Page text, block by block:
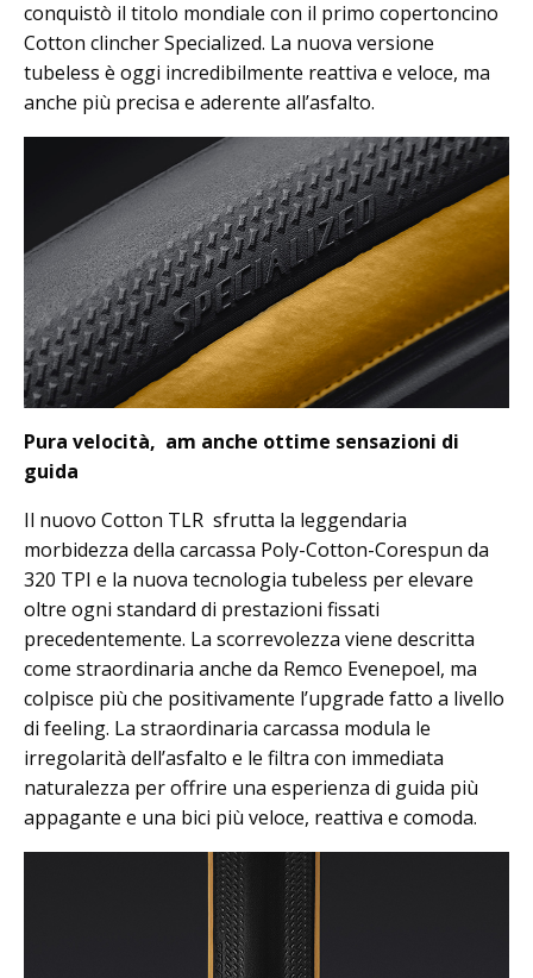
conquistò il titolo mondiale con il primo copertoncino
Cotton clincher Specialized. La nuova versione
tubeless è oggi incredibilmente reattiva e veloce, ma
anche più precisa e aderente all’asfalto.
Pura velocità, am anche ottime sensazioni di
guida
Il nuovo Cotton TLR sfrutta la leggendaria
morbidezza della carcassa Poly-Cotton-Corespun da
320 TPI e la nuova tecnologia tubeless per elevare
oltre ogni standard di prestazioni fissati
precedentemente. La scorrevolezza viene descritta
come straordinaria anche da Remco Evenepoel, ma
colpisce più che positivamente l’upgrade fatto a livello
di feeling. La straordinaria carcassa modula le
irregolarità dell’asfalto e le filtra con immediata
naturalezza per offrire una esperienza di guida più
appagante e una bici più veloce, reattiva e comoda.